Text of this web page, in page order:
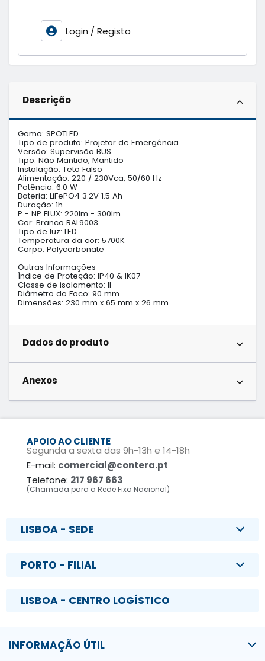
Login / Registo
Descrição
Gama: SPOTLED
Tipo de produto: Projetor de Emergência
Versão: Supervisão BUS
Tipo: Não Mantido, Mantido
Instalação: Teto Falso
Alimentação: 220 / 230Vca, 50/60 Hz
Potência: 6.0 W
Bateria: LiFePO4 3.2V 1.5 Ah
Duração: 1h
P - NP FLUX: 220lm - 300lm
Cor: Branco RAL9003
Tipo de luz: LED
Temperatura da cor: 5700K
Corpo: Polycarbonate
Outras Informações
Índice de Proteção: IP40 & IK07
Classe de isolamento: II
Diâmetro do Foco: 90 mm
Dimensões: 230 mm x 65 mm x 26 mm
Dados do produto
Anexos
APOIO AO CLIENTE
Segunda a sexta das 9h-13h e 14-18h
E-mail: comercial@contera.pt
Telefone: 217 967 663
(Chamada para a Rede Fixa Nacional)
LISBOA - SEDE
PORTO - FILIAL
LISBOA - CENTRO LOGÍSTICO
INFORMAÇÃO ÚTIL